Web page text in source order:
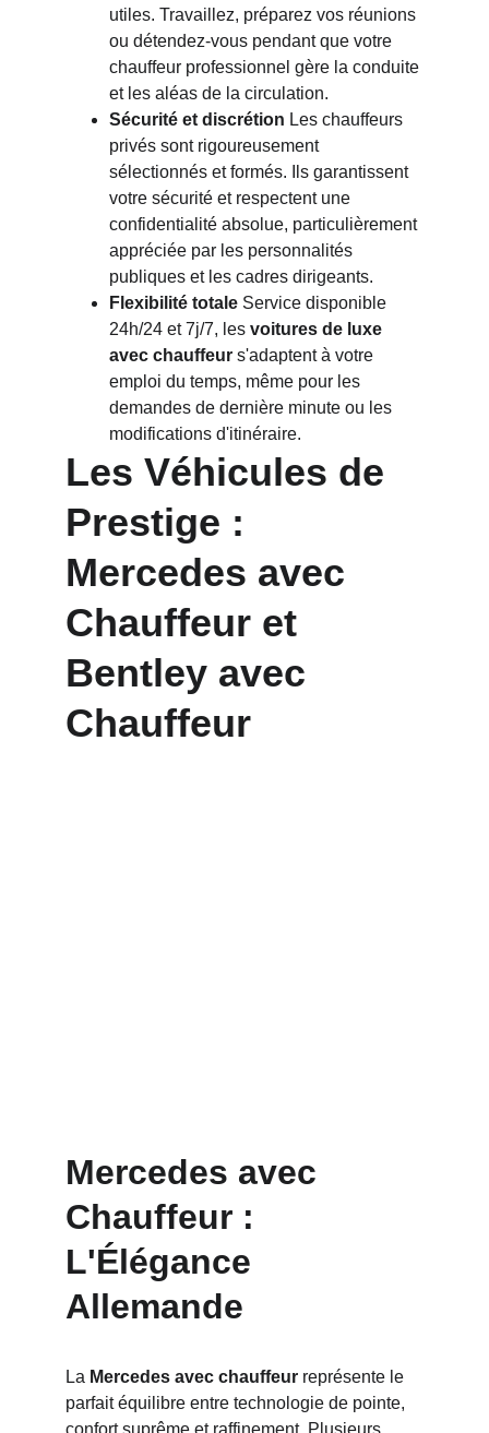
utiles. Travaillez, préparez vos réunions
ou détendez-vous pendant que votre
chauffeur professionnel gère la conduite
et les aléas de la circulation.
Sécurité et discrétion Les chauffeurs
privés sont rigoureusement
sélectionnés et formés. Ils garantissent
votre sécurité et respectent une
confidentialité absolue, particulièrement
appréciée par les personnalités
publiques et les cadres dirigeants.
Flexibilité totale Service disponible
24h/24 et 7j/7, les voitures de luxe
avec chauffeur s'adaptent à votre
emploi du temps, même pour les
demandes de dernière minute ou les
modifications d'itinéraire.
Les Véhicules de
Prestige :
Mercedes avec
Chauffeur et
Bentley avec
Chauffeur
Mercedes avec
Chauffeur :
L'Élégance
Allemande
La Mercedes avec chauffeur représente le
parfait équilibre entre technologie de pointe,
confort suprême et raffinement. Plusieurs